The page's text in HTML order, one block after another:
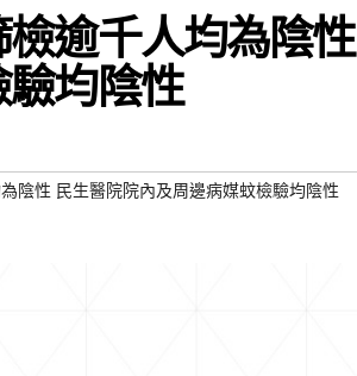
逾千人均為陰性
均陰性
陰性 民生醫院院內及周邊病媒蚊檢驗均陰性